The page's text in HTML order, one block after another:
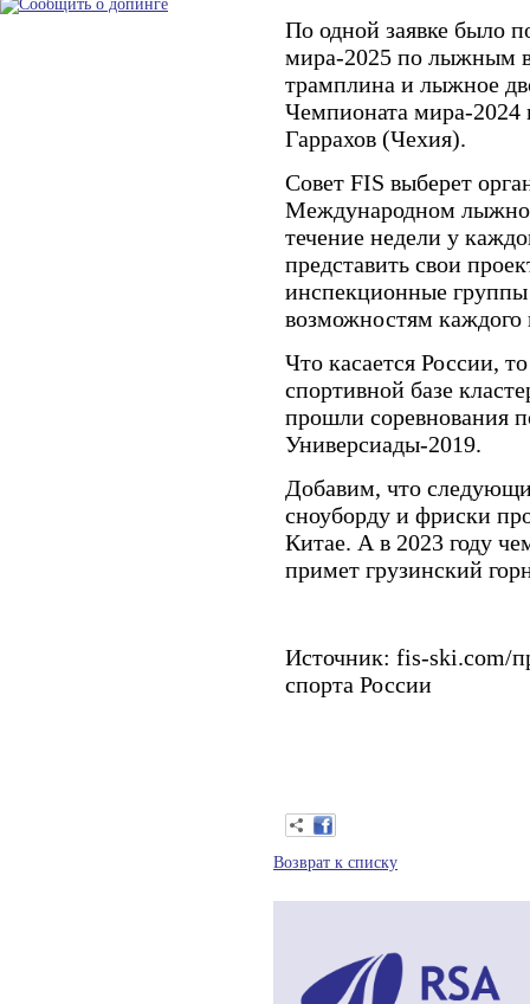
По одной заявке было
мира-2025 по лыжным
трамплина и лыжное
Чемпионата мира-2024
Гаррахов (Чехия).
Совет FIS выберет
Международном
течение недели у
представить свои
инспекционные группы
возможностям каждого
Что касается России,
спортивной базе
прошли соревнования
Универсиады-2019.
Добавим, что
сноуборду и фриски
Китае. А в 2023 году
примет грузинский
Источник: fis-ski.com/
спорта России
Возврат к списку